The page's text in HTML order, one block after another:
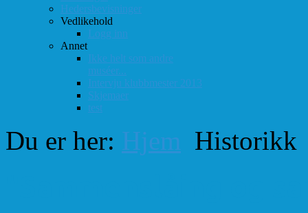
Hedersbevisninger
Vedlikehold
Logg inn
Annet
Ikke helt som andre
muséer...
Intervju klubbmester 2013
Skjemaer
test
Du er her: Hjem Historikk